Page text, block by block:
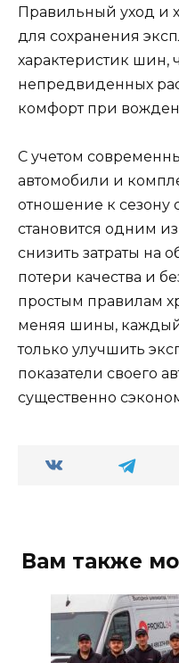
Правильный уход и
для сохранения
характеристик шин,
непредвиденных
комфорт при
С учетом
автомобили и
отношение к
становится одним
снизить затраты на
потери качества и
простым правилам
меняя шины, каждый
только улучшить
показатели своего
существенно
Вам также